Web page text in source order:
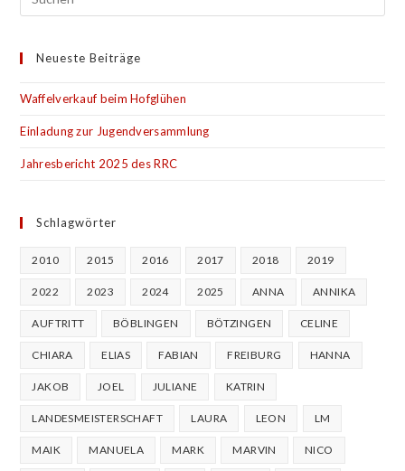
Neueste Beiträge
Waffelverkauf beim Hofglühen
Einladung zur Jugendversammlung
Jahresbericht 2025 des RRC
Schlagwörter
2010 2015 2016 2017 2018 2019
2022 2023 2024 2025 ANNA ANNIKA
AUFTRITT BÖBLINGEN BÖTZINGEN CELINE
CHIARA ELIAS FABIAN FREIBURG HANNA
JAKOB JOEL JULIANE KATRIN
LANDESMEISTERSCHAFT LAURA LEON LM
MAIK MANUELA MARK MARVIN NICO